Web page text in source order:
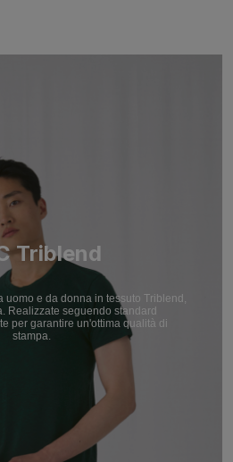
Triblend
uomo e da donna in tessuto Triblend,
Realizzate seguendo standard
per garantire un'ottima qualità di
stampa.